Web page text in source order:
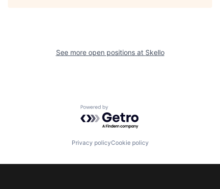
See more open positions at Skello
Powered by Getro.com
Privacy policyCookie policy